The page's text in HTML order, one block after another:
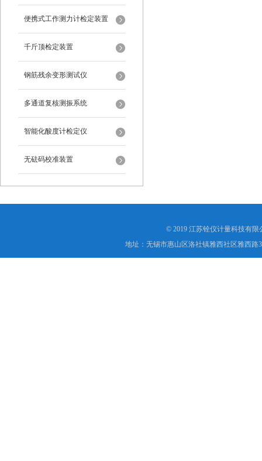
便携式工作测力计检定装置
千斤顶检定装置
钢筋残余变形测试仪
多通道复核测振系统
智能化酸度计检定仪
无砝码校准装置
© 2019 江苏铨仪计量科技有限
地址：无锡市惠山区洛社镇雅西社区雅西路